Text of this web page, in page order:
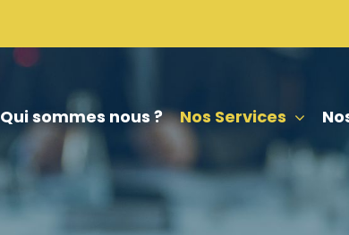
Qui sommes nous ? Nos Services